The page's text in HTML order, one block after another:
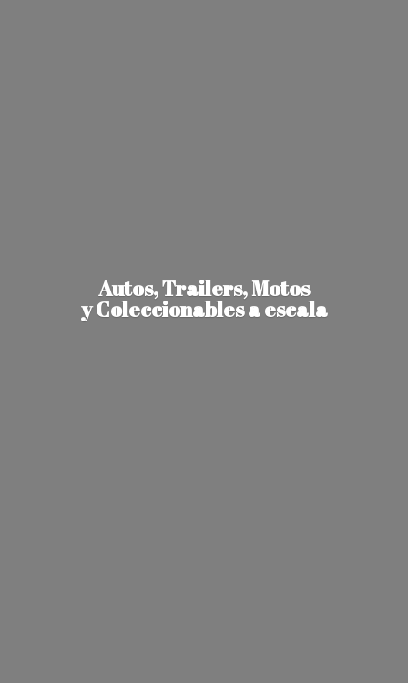
Autos, Trailers, Motos
y Coleccionablesa escala